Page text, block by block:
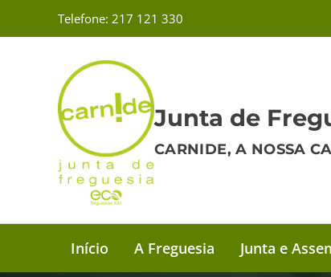
Telefone: 217 121 330
Junta de
CARNIDE, A NOSSA
Início A Freguesia Junta e